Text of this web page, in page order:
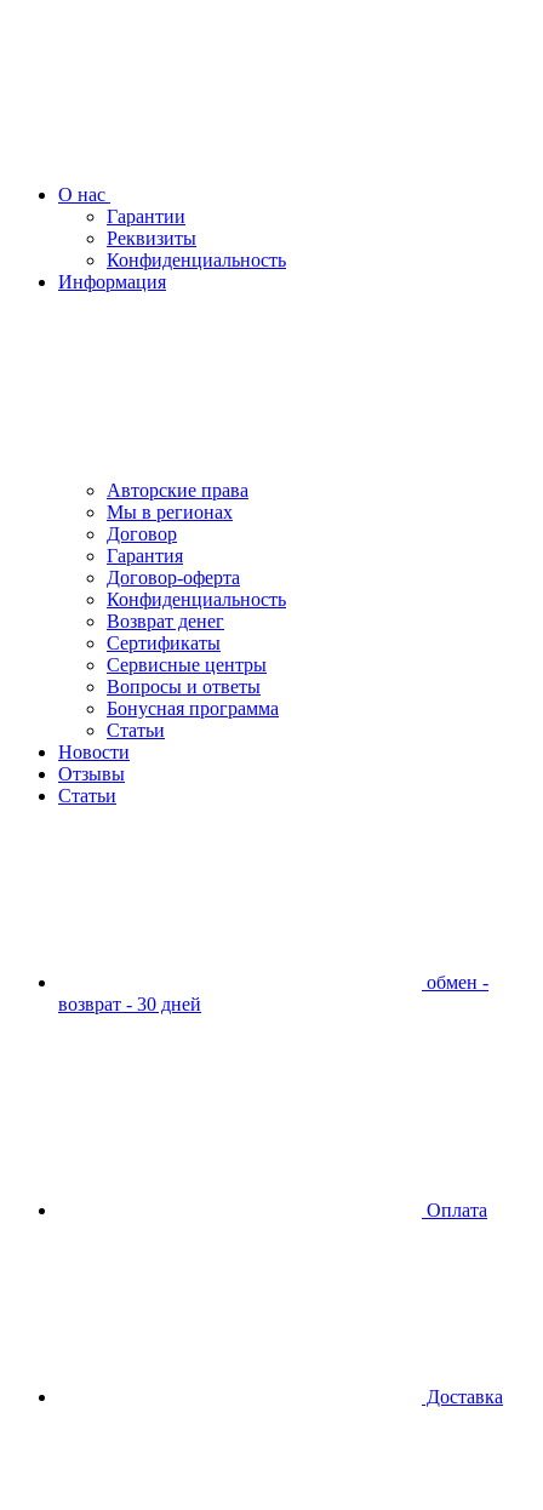
О нас
Гарантии
Реквизиты
Конфиденциальность
Информация
Авторские права
Мы в регионах
Договор
Гарантия
Договор-оферта
Конфиденциальность
Возврат денег
Сертификаты
Сервисные центры
Вопросы и ответы
Бонусная программа
Статьи
Новости
Отзывы
Статьи
обмен -
возврат - 30 дней
Оплата
Доставка